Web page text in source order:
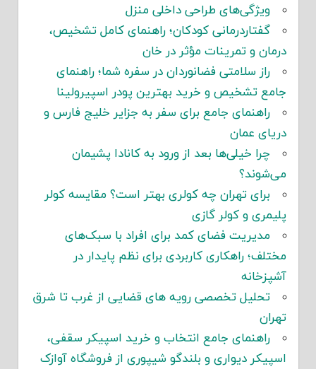
ویژگی‌های طراحی داخلی منزل
گفتاردرمانی کودکان؛ راهنمای کامل تشخیص،
درمان و تمرینات مؤثر در خان
راز سلامتی فضانوردان در سفره شما؛ راهنمای
جامع تشخیص و خرید بهترین پودر اسپیرولینا
راهنمای جامع برای سفر به جزایر خلیج فارس و
دریای عمان
چرا خیلی‌ها بعد از ورود به کانادا پشیمان
می‌شوند؟
برای تهران چه کولری بهتر است؟ مقایسه کولر
پلیمری و کولر گازی
مدیریت فضای کمد برای افراد با سبک‌های
مختلف؛ راهکاری کاربردی برای نظم پایدار در
آشپزخانه
تحلیل تخصصی رویه های قضایی از غرب تا شرق
تهران
راهنمای جامع انتخاب و خرید اسپیکر سقفی،
اسپیکر دیواری و بلندگو شیپوری از فروشگاه آوازک